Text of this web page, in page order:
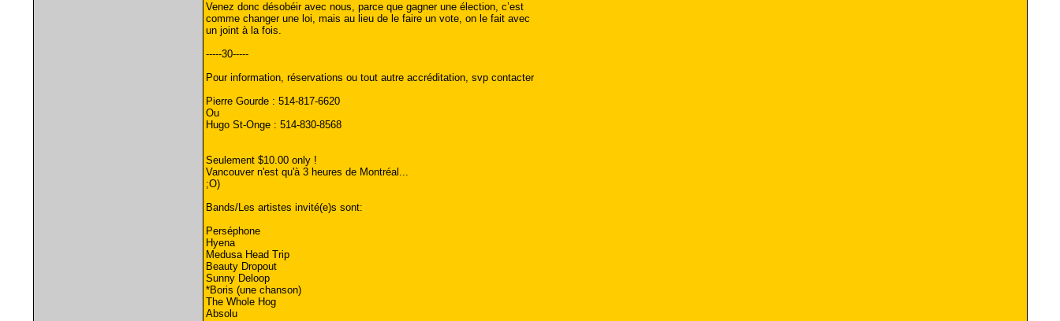
Venez donc désobéir avec nous, parce que gagner une élection, c’est
comme changer une loi, mais au lieu de le faire un vote, on le fait avec
un joint à la fois.
-----30-----
Pour information, réservations ou tout autre accréditation, svp contacter
Pierre Gourde : 514-817-6620
Ou
Hugo St-Onge : 514-830-8568
Seulement $10.00 only !
Vancouver n'est qu'à 3 heures de Montréal...
;O)
Bands/Les artistes invité(e)s sont:
Perséphone
Hyena
Medusa Head Trip
Beauty Dropout
Sunny Deloop
*Boris (une chanson)
The Whole Hog
Absolu